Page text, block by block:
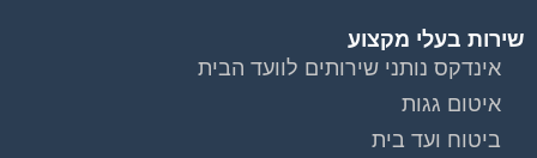
שירות בעלי מקצוע
אינדקס נותני שירותים לוועד הבית
איטום גגות
ביטוח ועד בית